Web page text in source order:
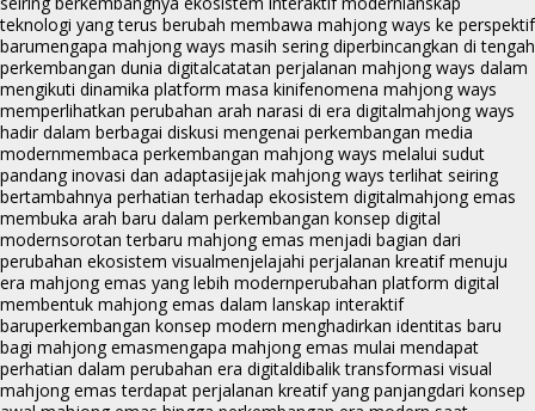
teknologi yang terus berubah membawa mahjong ways ke perspektif
barumengapa mahjong ways masih sering diperbincangkan di tengah
perkembangan dunia digitalcatatan perjalanan mahjong ways dalam
mengikuti dinamika platform masa kinifenomena mahjong ways
memperlihatkan perubahan arah narasi di era digitalmahjong ways
hadir dalam berbagai diskusi mengenai perkembangan media
modernmembaca perkembangan mahjong ways melalui sudut
pandang inovasi dan adaptasijejak mahjong ways terlihat seiring
bertambahnya perhatian terhadap ekosistem digitalmahjong emas
membuka arah baru dalam perkembangan konsep digital
modernsorotan terbaru mahjong emas menjadi bagian dari
perubahan ekosistem visualmenjelajahi perjalanan kreatif menuju
era mahjong emas yang lebih modernperubahan platform digital
membentuk mahjong emas dalam lanskap interaktif
baruperkembangan konsep modern menghadirkan identitas baru
bagi mahjong emasmengapa mahjong emas mulai mendapat
perhatian dalam perubahan era digitaldibalik transformasi visual
mahjong emas terdapat perjalanan kreatif yang panjangdari konsep